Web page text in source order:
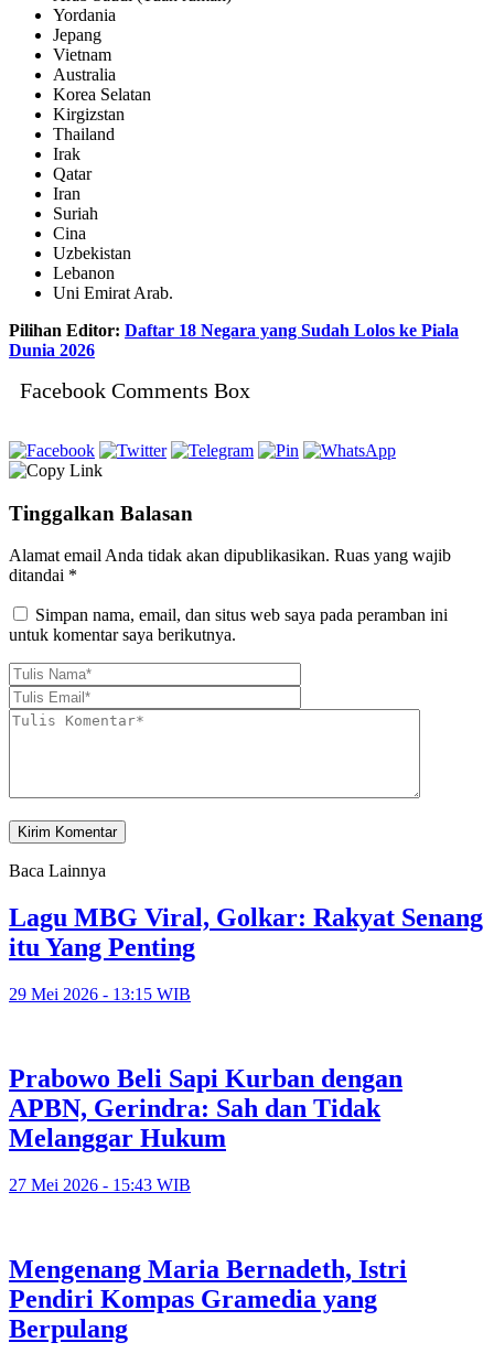
Yordania
Jepang
Vietnam
Australia
Korea Selatan
Kirgizstan
Thailand
Irak
Qatar
Iran
Suriah
Cina
Uzbekistan
Lebanon
Uni Emirat Arab.
Pilihan Editor: Daftar 18 Negara yang Sudah Lolos ke Piala
Dunia 2026
Facebook Comments Box
Tinggalkan Balasan
Alamat email Anda tidak akan dipublikasikan. Ruas yang wajib
ditandai *
Simpan nama, email, dan situs web saya pada peramban ini
untuk komentar saya berikutnya.
Baca Lainnya
Lagu MBG Viral, Golkar: Rakyat Senang
itu Yang Penting
29 Mei 2026 - 13:15 WIB
Prabowo Beli Sapi Kurban dengan
APBN, Gerindra: Sah dan Tidak
Melanggar Hukum
27 Mei 2026 - 15:43 WIB
Mengenang Maria Bernadeth, Istri
Pendiri Kompas Gramedia yang
Berpulang